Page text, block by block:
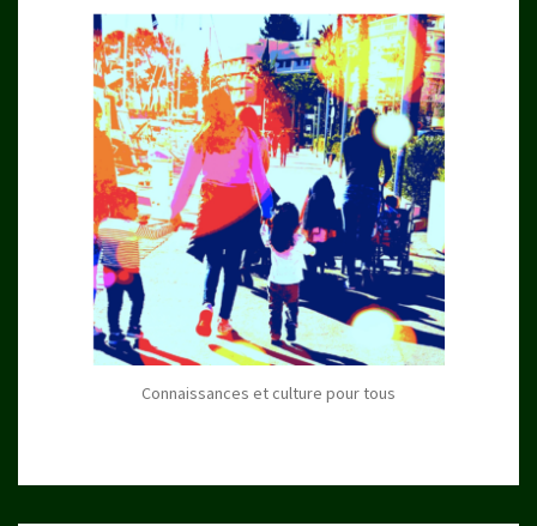
Connaissances et culture pour tous